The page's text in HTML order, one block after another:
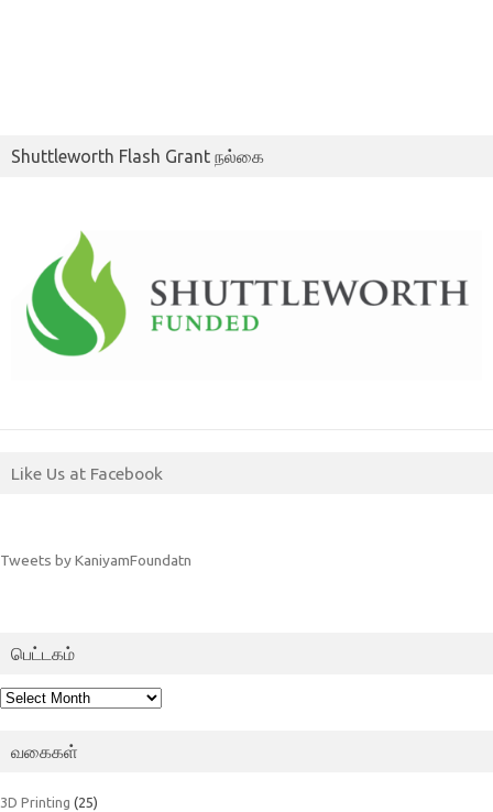
Shuttleworth Flash Grant நல்கை
Like Us at Facebook
Tweets by KaniyamFoundatn
பெட்டகம்
பெட்டகம்
வகைகள்
3D Printing (25)